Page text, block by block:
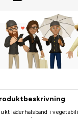
läderhalsband i